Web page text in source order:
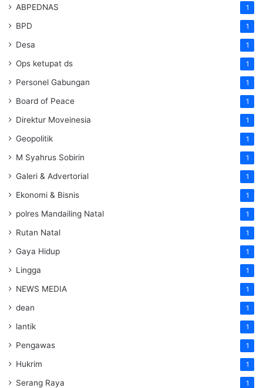
ABPEDNAS 1
BPD 1
Desa 1
Ops ketupat ds 1
Personel Gabungan 1
Board of Peace 1
Direktur Moveinesia 1
Geopolitik 1
M Syahrus Sobirin 1
Galeri & Advertorial 1
Ekonomi & Bisnis 1
polres Mandailing Natal 1
Rutan Natal 1
Gaya Hidup 1
Lingga 1
NEWS MEDIA 1
dean 1
lantik 1
Pengawas 1
Hukrim 1
Serang Raya 1